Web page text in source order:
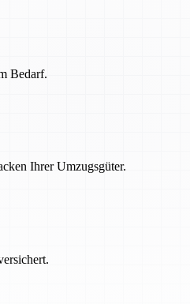
Bedarf.
Ihrer Umzugsgüter.